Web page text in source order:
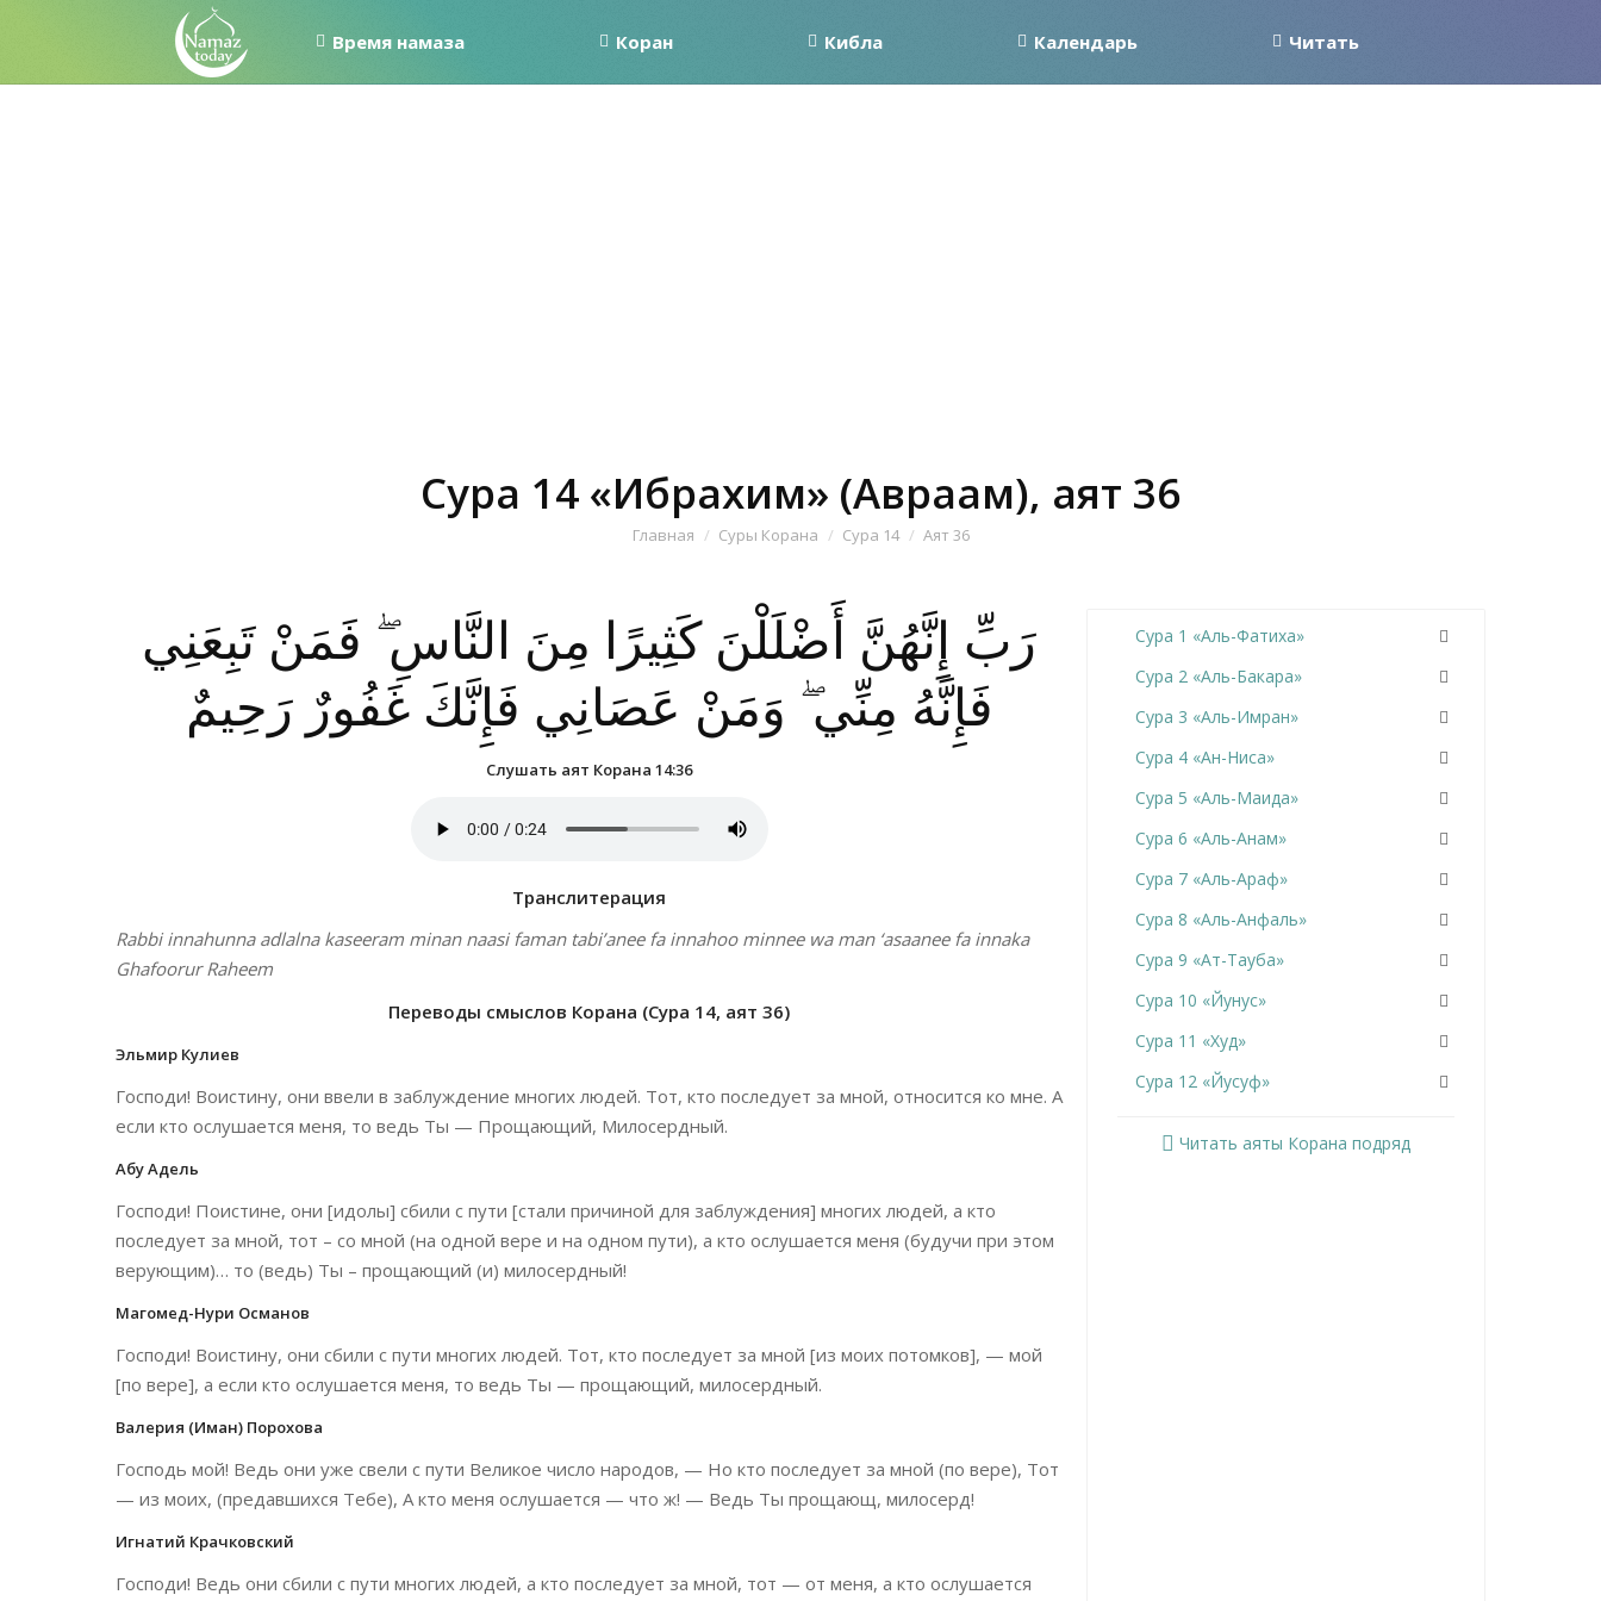
Время намаза Коран Кибла Календарь Читать
Сура 14 «Ибрахим» (Авраам), аят 36
Вы здесь:
Главная Суры Корана Сура 14 Аят 36
رَبِّ إِنَّهُنَّ أَضْلَلْنَ كَثِيرًا مِنَ النَّاسِ ۖ فَمَنْ تَبِعَنِي
فَإِنَّهُ مِنِّي ۖ وَمَنْ عَصَانِي فَإِنَّكَ غَفُورٌ رَحِيمٌ
Слушать аят Корана 14:36
Транслитерация
Rabbi innahunna adlalna kaseeram minan naasi faman tabi’anee fa innahoo minnee wa man ‘asaanee fa innaka
Ghafoorur Raheem
Переводы смыслов Корана (Сура 14, аят 36)
Эльмир Кулиев
Господи! Воистину, они ввели в заблуждение многих людей. Тот, кто последует за мной, относится ко мне. А
если кто ослушается меня, то ведь Ты — Прощающий, Милосердный.
Абу Адель
Господи! Поистине, они [идолы] сбили с пути [стали причиной для заблуждения] многих людей, а кто
последует за мной, тот – со мной (на одной вере и на одном пути), а кто ослушается меня (будучи при этом
верующим)… то (ведь) Ты – прощающий (и) милосердный!
Магомед-Нури Османов
Господи! Воистину, они сбили с пути многих людей. Тот, кто последует за мной [из моих потомков], — мой
[по вере], а если кто ослушается меня, то ведь Ты — прощающий, милосердный.
Валерия (Иман) Порохова
Господь мой! Ведь они уже свели с пути Великое число народов, — Но кто последует за мной (по вере), Тот
— из моих, (предавшихся Тебе), А кто меня ослушается — что ж! — Ведь Ты прощающ, милосерд!
Игнатий Крачковский
Господи! Ведь они сбили с пути многих людей, а кто последует за мной, тот — от меня, а кто ослушается
Сура 1 «Аль-Фатиха»
Сура 2 «Аль-Бакара»
Сура 3 «Аль-Имран»
Сура 4 «Ан-Ниса»
Сура 5 «Аль-Маида»
Сура 6 «Аль-Анам»
Сура 7 «Аль-Араф»
Сура 8 «Аль-Анфаль»
Сура 9 «Ат-Тауба»
Сура 10 «Йунус»
Сура 11 «Худ»
Сура 12 «Йусуф»
Читать аяты Корана подряд